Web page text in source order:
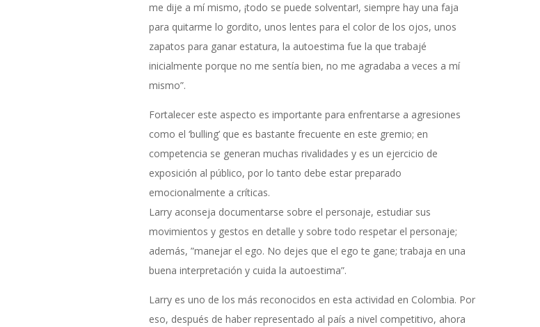
me dije a mí mismo, ¡todo se puede solventar!, siempre hay una faja
para quitarme lo gordito, unos lentes para el color de los ojos, unos
zapatos para ganar estatura, la autoestima fue la que trabajé
inicialmente porque no me sentía bien, no me agradaba a veces a mí
mismo”.
Fortalecer este aspecto es importante para enfrentarse a agresiones
como el ‘bulling’ que es bastante frecuente en este gremio; en
competencia se generan muchas rivalidades y es un ejercicio de
exposición al público, por lo tanto debe estar preparado
emocionalmente a críticas.
Larry aconseja documentarse sobre el personaje, estudiar sus
movimientos y gestos en detalle y sobre todo respetar el personaje;
además, ”manejar el ego. No dejes que el ego te gane; trabaja en una
buena interpretación y cuida la autoestima”.
Larry es uno de los más reconocidos en esta actividad en Colombia. Por
eso, después de haber representado al país a nivel competitivo, ahora